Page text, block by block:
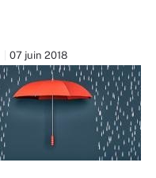
07 juin 2018